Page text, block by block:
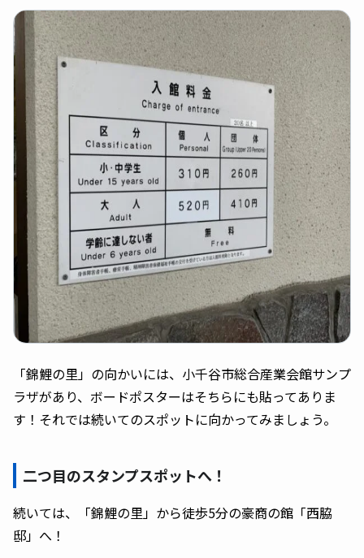
「錦鯉の里」の向かいには、小千谷市総合産業会館サンプ
ラザがあり、ボードポスターはそちらにも貼ってありま
す！それでは続いてのスポットに向かってみましょう。
二つ目のスタンプスポットへ！
続いては、「錦鯉の里」から徒歩5分の豪商の館「西脇
邸」へ！